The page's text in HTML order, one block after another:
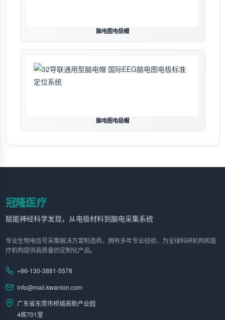
脑电图电极帽
脑电图电极帽
冠隆医疗
赋能神经科学发现，从电极材料到脑电采集系统
专业生物电信号采集解决方案制造商，拥有多年专业经验，为全球科研机构和医
疗机构提供高质量的定制化产品。
+86-130-3881-5578
info@mail.kwanlon.com
广东省东莞市桥城高新产业园
4栋701室